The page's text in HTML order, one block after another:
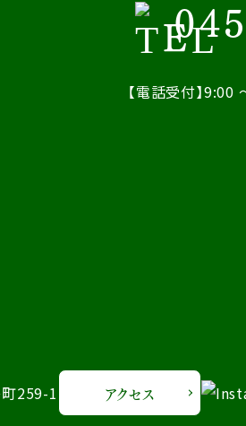
【電話受付】9:00
259-1 アクセス